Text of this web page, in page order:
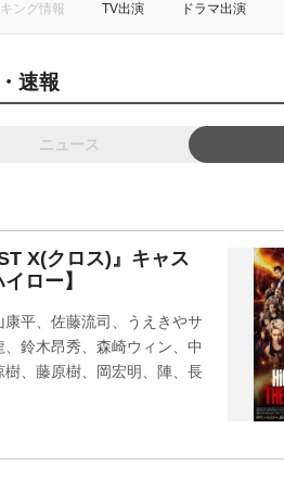
ング情報 TV出演 ドラマ出演
速報
ニュース
X(クロス)』キャス
ロー】
平、佐藤流司、うえきやサ
鈴木昂秀、森崎ウィン、中
、藤原樹、岡宏明、陣、長